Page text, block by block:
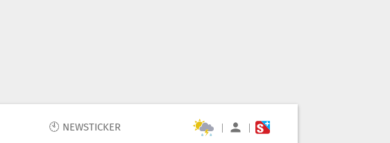
🕙 NEWSTICKER | |